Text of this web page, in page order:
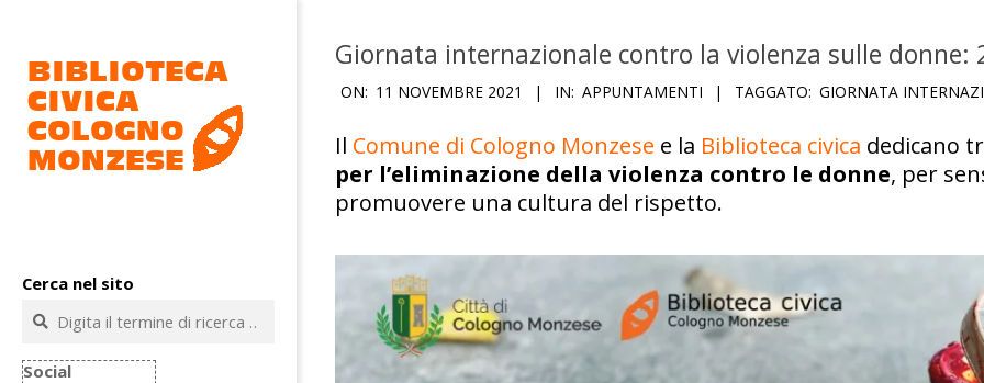
contenuto
civica
Cologno
Monzese
Cerca nel sito
Cerca
Social
Giornata internazionale contro la violenza sulle donne:
ON: 11 NOVEMBRE 2021 IN: APPUNTAMENTI TAGGATO: GIORNATA
Il Comune di Cologno Monzese e la Biblioteca civica dedicano
per l’eliminazione della violenza contro le donne, per
promuovere una cultura del rispetto.